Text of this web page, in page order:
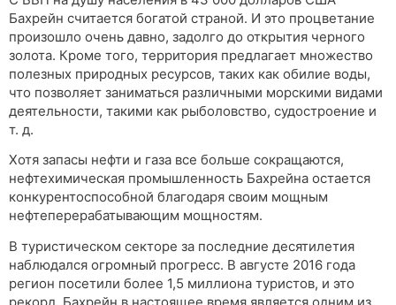
Бахрейн считается богатой страной. И это процветание
произошло очень давно, задолго до открытия черного
золота. Кроме того, территория предлагает множество
полезных природных ресурсов, таких как обилие воды,
что позволяет заниматься различными морскими видами
деятельности, такими как рыболовство, судостроение и
т. д.
Хотя запасы нефти и газа все больше сокращаются,
нефтехимическая промышленность Бахрейна остается
конкурентоспособной благодаря своим мощным
нефтеперерабатывающим мощностям.
В туристическом секторе за последние десятилетия
наблюдался огромный прогресс. В августе 2016 года
регион посетили более 1,5 миллиона туристов, и это
рекорд. Бахрейн в настоящее время является одним из